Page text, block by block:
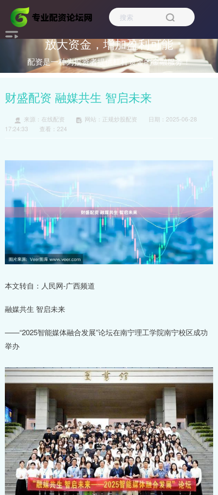
放大资金，增加盈利可能
配资是一种为投资者提供杠杆资金的金融服务！
财盛配资 融媒共生 智启未来
来源：在线配资 网站：正规炒股配资
日期：2025-06-28
17:24:33
查看：224
本文转自：人民网-广西频道
融媒共生 智启未来
——“2025智能媒体融合发展”论坛在南宁理工学院南宁校区成功
举办